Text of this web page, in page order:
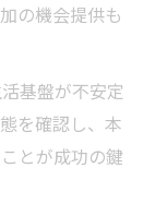
の機会提供も
基盤が不安定
を確認し、本
とが成功の鍵